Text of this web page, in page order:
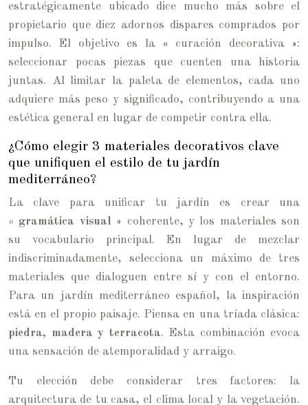
estratégicamente ubicado dice mucho más sobre el
propietario que diez adornos dispares comprados por
impulso. El objetivo es la « curación decorativa »:
seleccionar pocas piezas que cuenten una historia
juntas. Al limitar la paleta de elementos, cada uno
adquiere más peso y significado, contribuyendo a una
estética general en lugar de competir contra ella.
¿Cómo elegir 3 materiales decorativos clave
que unifiquen el estilo de tu jardín
mediterráneo?
La clave para unificar tu jardín es crear una
« gramática visual »
coherente, y los materiales son
su vocabulario principal. En lugar de mezclar
indiscriminadamente, selecciona un máximo de tres
materiales que dialoguen entre sí y con el entorno.
Para un jardín mediterráneo español, la inspiración
está en el propio paisaje. Piensa en una tríada clásica:
piedra, madera y terracota. Esta combinación evoca
una sensación de atemporalidad y arraigo.
Tu elección debe considerar tres factores: la
arquitectura de tu casa, el clima local y la vegetación.